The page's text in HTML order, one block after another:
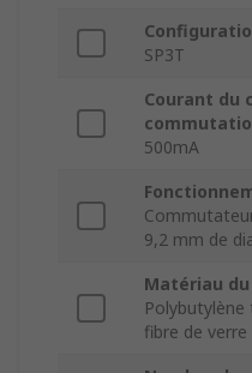
SP3T
Courant du
500mA
9,2 mm de
Matériau
fibre de verre